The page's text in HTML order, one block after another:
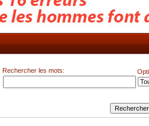
Rechercher les mots: